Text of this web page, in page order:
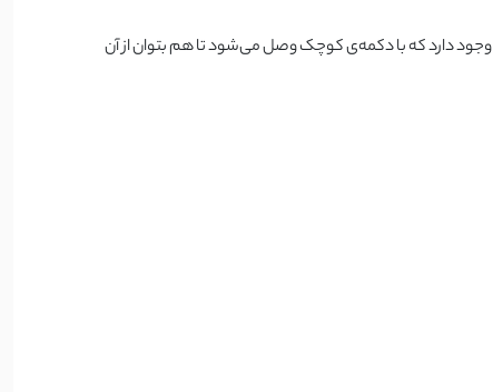
وجود دارد که با دکمه‌ی کوچک وصل می‌شود تا هم بتوان از آن